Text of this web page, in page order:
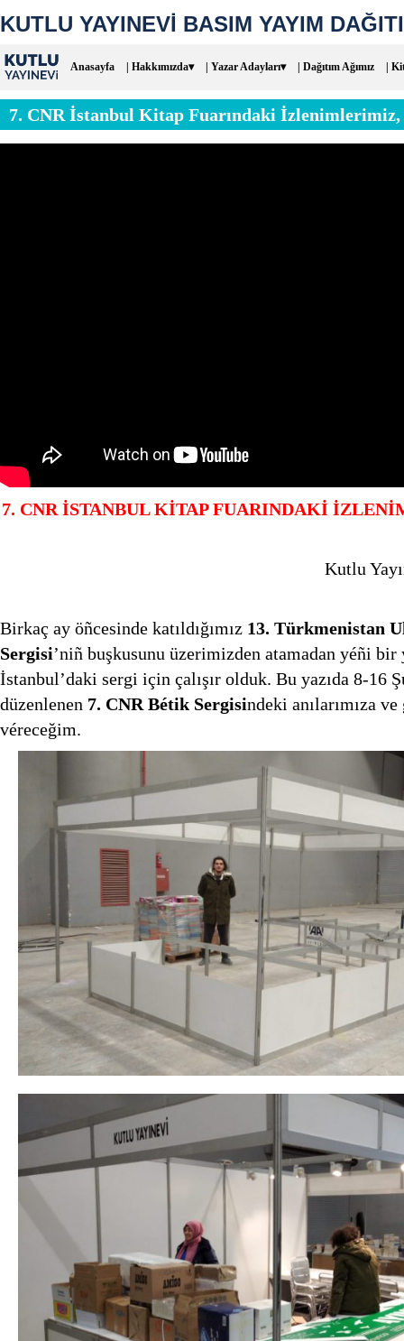
KUTLU YAYINEVİ BASIM YAYIM
Anasayfa | Hakkımızda▾ | Yazar Adayları▾ | Dağıtım Ağımız |
7. CNR İstanbul Kitap Fuarındaki İzlenimlerimiz,
7. CNR İSTANBUL KİTAP FUARINDAKİ
Kutlu
Birkaç ay öñcesinde katıldığımız 13. Türkmenistan
Sergisi’niñ buşkusunu üzerimizden atamadan yéñi bir
İstanbul’daki sergi için çalışır olduk. Bu yazıda 8-16
düzenlenen 7. CNR Bétik Sergisindeki anılarımıza
véreceğim.